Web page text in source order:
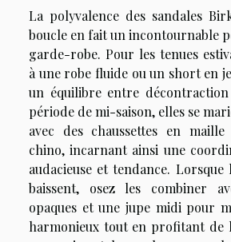
La polyvalence des sandales
boucle en fait un incontournable
garde-robe. Pour les tenues
à une robe fluide ou un short en
un équilibre entre
période de mi-saison, elles se
avec des chaussettes en
chino, incarnant ainsi une
audacieuse et tendance.
baissent, osez les combiner
opaques et une jupe midi pour
harmonieux tout en profitant de